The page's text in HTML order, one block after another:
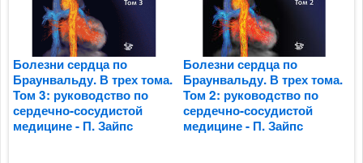
Болезни сердца по
Браунвальду. В трех тома.
Том 3: руководство по
сердечно-сосудистой
медицине - П. Зайпс
Болезни сердца по
Браунвальду. В трех тома.
Том 2: руководство по
сердечно-сосудистой
медицине - П. Зайпс